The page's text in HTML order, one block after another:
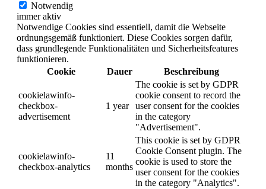
Notwendig
immer aktiv
Notwendige Cookies sind essentiell, damit die Webseite
ordnungsgemäß funktioniert. Diese Cookies sorgen dafür,
dass grundlegende Funktionalitäten und Sicherheitsfeatures
funktionieren.
Cookie
Dauer Beschreibung
cookielawinfo-
checkbox-
advertisement
1 year
The cookie is set by GDPR
cookie consent to record the
user consent for the cookies
in the category
"Advertisement".
cookielawinfo-
checkbox-analytics
11
months
This cookie is set by GDPR
Cookie Consent plugin. The
cookie is used to store the
user consent for the cookies
in the category "Analytics".